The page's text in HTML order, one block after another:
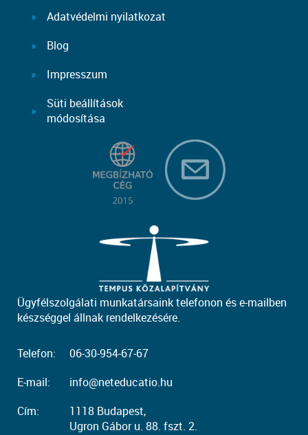
Adatvédelmi nyilatkozat
Blog
Impresszum
Süti beállítások
módosítása
Ügyfélszolgálati munkatársaink telefonon és e-mailben
készséggel állnak rendelkezésére.
Telefon:
06-30-954-67-67
E-mail:
info@neteducatio.hu
Cím:
1118 Budapest,
Ugron Gábor u. 88. fszt. 2.